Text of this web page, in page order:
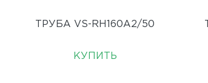
ТРУБА VS-RH160A2/50
КУПИТЬ